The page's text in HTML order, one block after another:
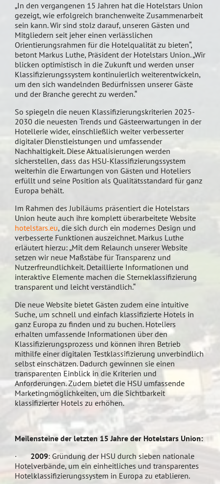
„In den vergangenen 15 Jahren hat die Hotelstars Union
gezeigt, wie erfolgreich branchenweite Zusammenarbeit
sein kann. Wir sind stolz darauf, unseren Gästen und
Mitgliedern seit jeher einen verlässlichen
Orientierungsrahmen für die Hotelqualität zu bieten“,
betont Markus Luthe, Präsident der Hotelstars Union. „Wir
blicken optimistisch in die Zukunft und werden unser
Klassifizierungssystem kontinuierlich weiterentwickeln,
um den sich wandelnden Bedürfnissen unserer Gäste
und der Branche gerecht zu werden.“
So spiegeln die neuen Klassifizierungskriterien 2025-
2030 die neuesten Trends und Gästeerwartungen in der
Hotellerie wider, einschließlich weiter verbesserter
digitaler Dienstleistungen und umfassender
Nachhaltigkeit. Diese Aktualisierungen werden
sicherstellen, dass das HSU-Klassifizierungssystem
weiterhin die Erwartungen von Gästen und Hoteliers
erfüllt und seine Position als Qualitätsstandard für ganz
Europa behält.
Im Rahmen des Jubiläums präsentiert die Hotelstars
Union heute auch ihre komplett überarbeitete Website
hotelstars.eu, die sich durch ein modernes Design und
verbesserte Funktionen auszeichnet. Markus Luthe
erläutert hierzu: „Mit dem Relaunch unserer Website
setzen wir neue Maßstäbe für Transparenz und
Nutzerfreundlichkeit. Detaillierte Informationen und
interaktive Elemente machen die Sterneklassifizierung
transparent und leicht verständlich.“
Die neue Website bietet Gästen zudem eine intuitive
Suche, um schnell und einfach klassifizierte Hotels in
ganz Europa zu finden und zu buchen. Hoteliers
erhalten umfassende Informationen über den
Klassifizierungsprozess und können ihren Betrieb
mithilfe einer digitalen Testklassifizierung unverbindlich
selbst einschätzen. Dadurch gewinnen sie einen
transparenten Einblick in die Kriterien und
Anforderungen. Zudem bietet die HSU umfassende
Marketingmöglichkeiten, um die Sichtbarkeit
klassifizierter Hotels zu erhöhen.
Meilensteine der letzten 15 Jahre der Hotelstars Union:
· 2009: Gründung der HSU durch sieben nationale
Hotelverbände, um ein einheitliches und transparentes
Hotelklassifizierungssystem in Europa zu etablieren.